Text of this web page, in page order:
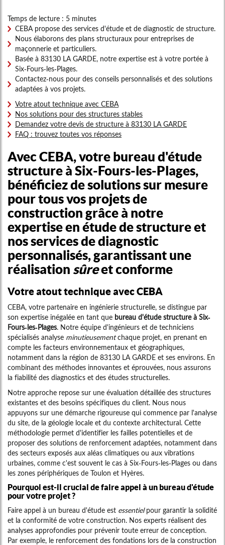
Temps de lecture : 5 minutes
CEBA propose des services d'étude et de diagnostic de structure.
Nous élaborons des plans structuraux pour entreprises de
maçonnerie et particuliers.
Basée à 83130 LA GARDE, notre expertise est à votre portée à
Six-Fours-les-Plages.
Contactez-nous pour des conseils personnalisés et des solutions
adaptées à vos projets.
Votre atout technique avec CEBA
Nos solutions pour des structures stables
Demandez votre devis de structure à 83130 LA GARDE
FAQ : trouvez toutes vos réponses
Avec CEBA, votre bureau d'étude
structure à Six-Fours-les-Plages,
bénéficiez de solutions sur mesure
pour tous vos projets de
construction grâce à notre
expertise en étude de structure et
nos services de diagnostic
personnalisés, garantissant une
réalisation sûreet conforme
Votre atout technique avec CEBA
CEBA, votre partenaire en ingénierie structurelle, se distingue par
son expertise inégalée en tant que bureau d'étude structure à Six-
Fours-les-Plages. Notre équipe d'ingénieurs et de techniciens
spécialisés analyse minutieusementchaque projet, en prenant en
compte les facteurs environnementaux et géographiques,
notamment dans la région de 83130 LA GARDE et ses environs. En
combinant des méthodes innovantes et éprouvées, nous assurons
la fiabilité des diagnostics et des études structurelles.
Notre approche repose sur une évaluation détaillée des structures
existantes et des besoins spécifiques du client. Nous nous
appuyons sur une démarche rigoureuse qui commence par l'analyse
du site, de la géologie locale et du contexte architectural. Cette
méthodologie permet d'identifier les failles potentielles et de
proposer des solutions de renforcement adaptées, notamment dans
des secteurs exposés aux aléas climatiques ou aux vibrations
urbaines, comme c'est souvent le cas à Six-Fours-les-Plages ou dans
les zones périphériques de Toulon et Hyères.
Pourquoi est-il crucial de faire appel à un bureau d'étude
pour votre projet ?
Faire appel à un bureau d'étude est essentielpour garantir la solidité
et la conformité de votre construction. Nos experts réalisent des
analyses approfondies pour prévenir toute erreur de conception.
Par exemple, le renforcement des fondations lors de la construction